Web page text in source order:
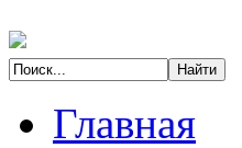
Главная